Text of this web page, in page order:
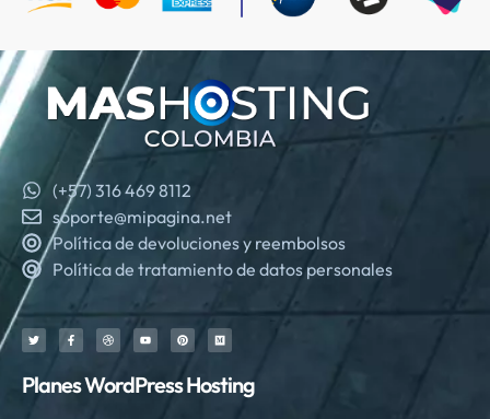
(+57) 316 469 8112
soporte@mipagina.net
Política de devoluciones y reembolsos
Política de tratamiento de datos personales
Planes WordPress Hosting